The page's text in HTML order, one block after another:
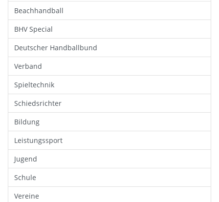
Beachhandball
BHV Special
Deutscher Handballbund
Verband
Spieltechnik
Schiedsrichter
Bildung
Leistungssport
Jugend
Schule
Vereine